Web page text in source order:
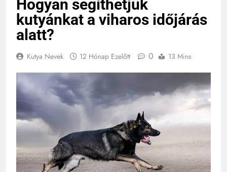
Hogyan segíthetjük
kutyánkat a viharos időjárás
alatt?
Kutya Nevek 12 Hónap Ezelőtt 0 13 Mins